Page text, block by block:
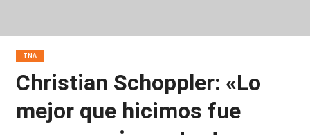
TNA
Christian Schoppler: «Lo
mejor que hicimos fue